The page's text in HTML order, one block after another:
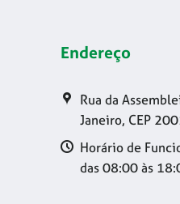
Endereço
Rua da
Janeiro, CEP
Horário de
das 08:00 às